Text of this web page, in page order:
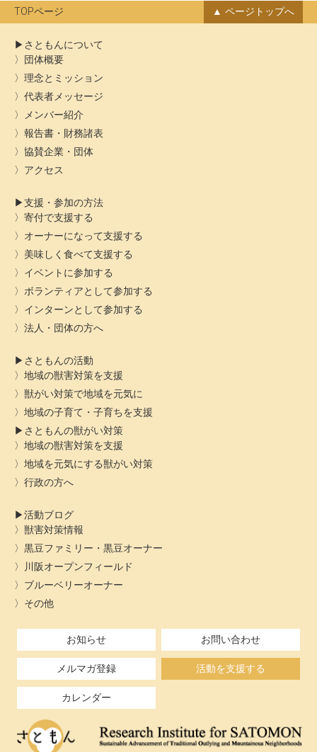
ブ
TOPページ ページトップへ
さともんについて
団体概要
理念とミッション
代表者メッセージ
メンバー紹介
報告書・財務諸表
協賛企業・団体
アクセス
支援・参加の方法
寄付で支援する
オーナーになって支援する
美味しく食べて支援する
イベントに参加する
ボランティアとして参加する
インターンとして参加する
法人・団体の方へ
さともんの活動
地域の獣害対策を支援
獣がい対策で地域を元気に
地域の子育て・子育ちを支援
さともんの獣がい対策
地域の獣害対策を支援
地域を元気にする獣がい対策
行政の方へ
活動ブログ
獣害対策情報
黒豆ファミリー・黒豆オーナー
川阪オープンフィールド
ブルーベリーオーナー
その他
お知らせ お問い合わせ
メルマガ登録 活動を支援する
カレンダー